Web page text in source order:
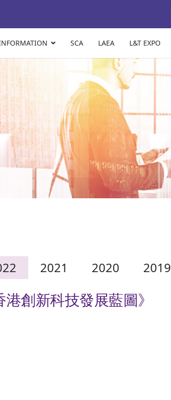
SCA LAEA L&T EXPO
2021 2020 2019
創新科技發展藍圖》